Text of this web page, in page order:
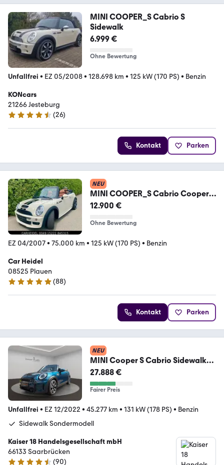
MINI COOPER_S Cabrio S
Sidewalk
6.999 €
Ohne Bewertung
Unfallfrei • EZ 05/2008• 128.698 km • 125 kW (170 PS) • Benzin
KONcars
21266 Jesteburg
4.4 Sterne
(26)
Kontakt Parken
NEU
MINI COOPER_S Cabrio Cooper S
Sidewalk
12.900 €
Ohne Bewertung
EZ 04/2007• 75.000 km • 125 kW (170 PS) • Benzin
Car Heidel
08525 Plauen
5 Sterne
(88)
Kontakt Parken
NEU
MINI Cooper S Cabrio Sidewalk
Edition *CarPlay*Leder*
27.888 €
Fairer Preis
Unfallfrei • EZ 12/2022 • 45.277 km • 131 kW (178 PS) • Benzin
Sidewalk Sondermodell
Kaiser 18 Handelsgesellschaft mbH
66133 Saarbrücken
(90)